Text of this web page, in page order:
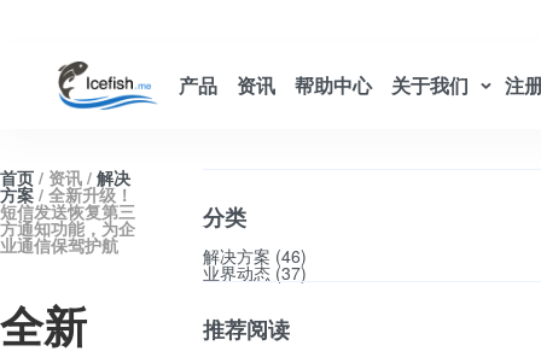
产品 资讯 帮助中心 关于我们 注
首页 / 资讯 / 解决
方案 / 全新升级！
短信发送恢复第三
方通知功能，为企
业通信保驾护航
全新
分类
解决方案 (46)
业界动态 (37)
推荐阅读